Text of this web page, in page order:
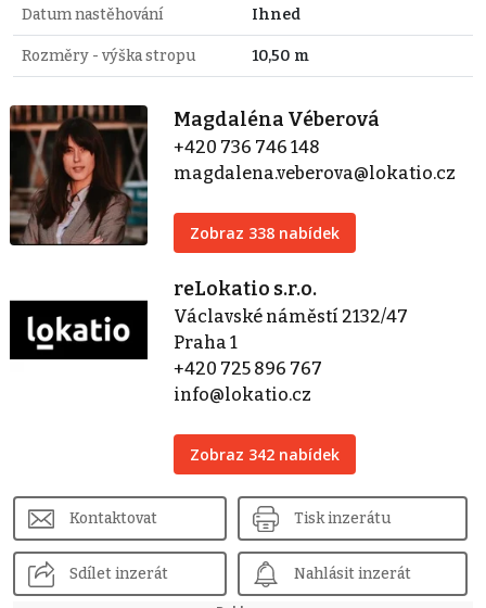
Datum nastěhování Ihned
Rozměry - výška stropu 10,50 m
Magdaléna Véberová
+420 736 746 148
magdalena.veberova@lokatio.cz
Zobraz 338 nabídek
reLokatio s.r.o.
Václavské náměstí 2132/47
Praha 1
+420 725 896 767
info@lokatio.cz
Zobraz 342 nabídek
Kontaktovat Tisk inzerátu
Sdílet inzerát Nahlásit inzerát